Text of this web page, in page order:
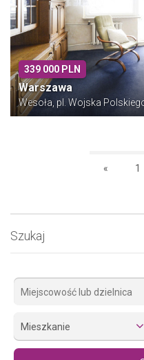
339 000 PLN
Warszawa
Wesoła, pl. Wojska
« 1
Szukaj
Mieszkanie